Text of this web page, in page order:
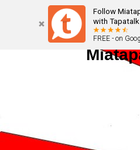
Follow
with
FREE - on